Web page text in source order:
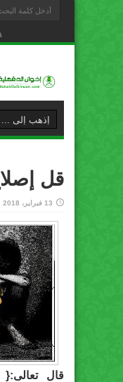
قل
13 فبراير، 2018
قال